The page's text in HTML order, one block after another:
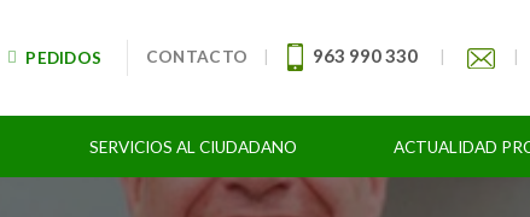
PEDIDOS CONTACTO | 963 990 330 | |
SERVICIOS AL CIUDADANO ACTUALIDAD